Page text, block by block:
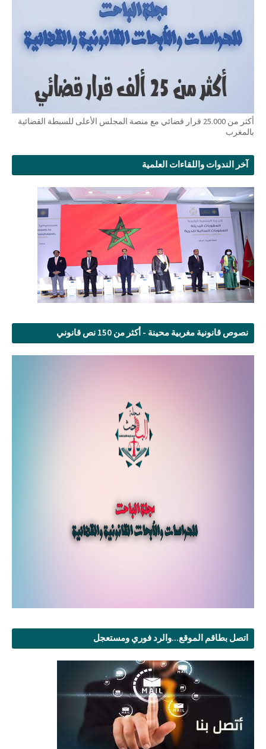
أكثر من 25.000 قرار قضائي مع منصة المجلس الأعلى للسبطة القضائية
بالمغرب
آخر الندوات واللقاءات العلمية
نصوص قانونية مغربية محينة - أكثر من 150 نص قانوني
اتصل بطاقم الموقع...والرد فوري ومستعجل